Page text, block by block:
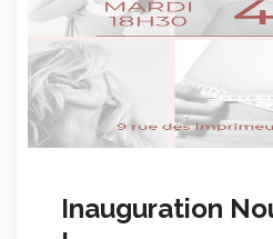
Inauguration